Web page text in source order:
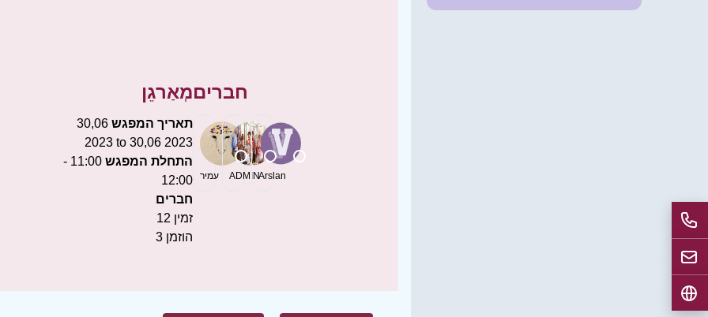
מְאַרגֵן
תאריך המפגש 30,06
2023 to 30,06 2023
התחלת המפגש
11:00 -
12:00
חברים
12 זמין
3 הוזמן
חברים
עמיר ADMINArslan